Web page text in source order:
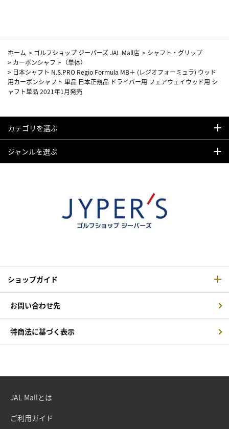
ホーム > ゴルフショップ ジーパーズ JAL Mall店 > シャフト・グリップ
> カーボンシャフト（単体）
> 日本シャフト N.S.PRO Regio Formula MB＋ (レジオフォーミュラ) ウッド
用カーボンシャフト 単品 日本正規品 ドライバー用 フェアウェイウッド用 シ
ャフト単品 2021年1月発売
カテゴリを選ぶ
ジャンルを選ぶ
ショップガイド
お問い合わせ先
特商法に基づく表示
JAL Mallとは
ご利用ガイド